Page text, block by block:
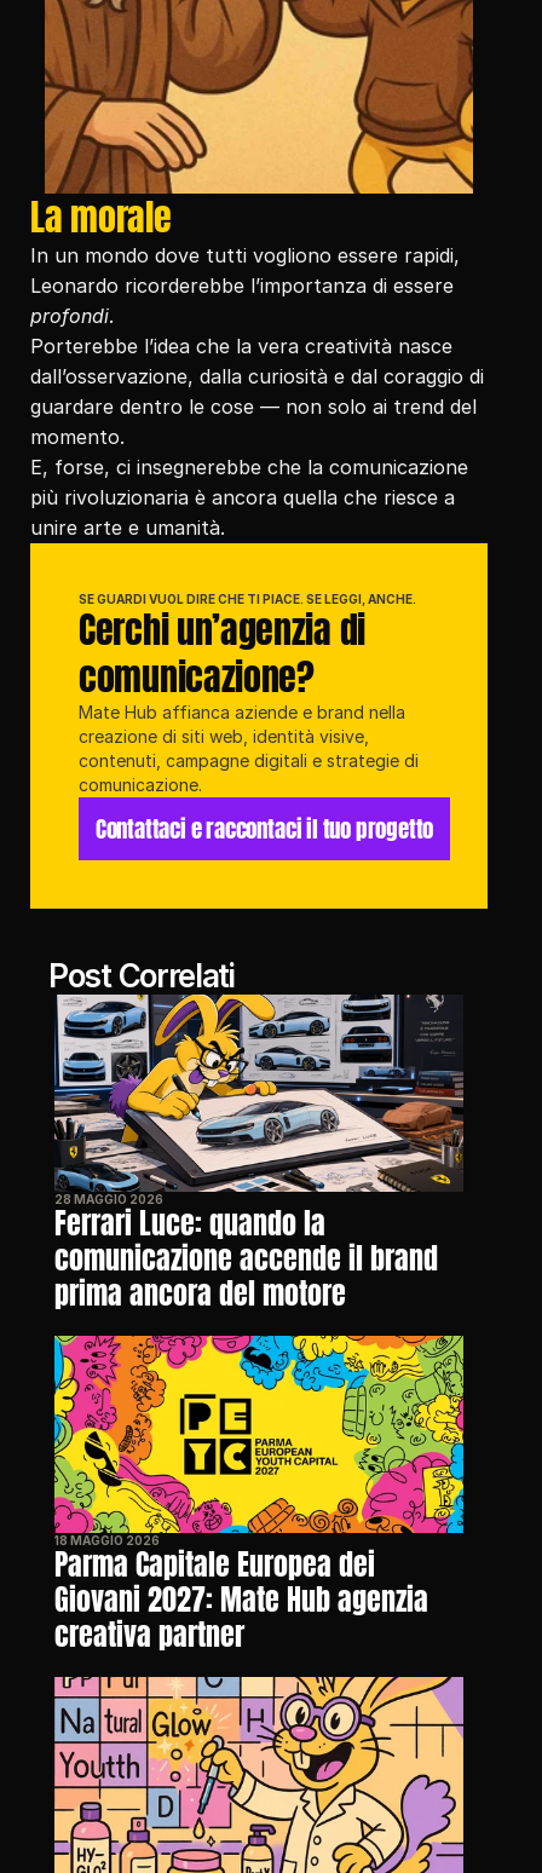
La morale
In un mondo dove tutti vogliono essere rapidi,
profondi.
Porterebbe l’idea che la vera creatività nasce
dall’osservazione, dalla curiosità e dal coraggio di
guardare dentro le cose — non solo ai trend del
momento.
E, forse, ci insegnerebbe che la comunicazione
più rivoluzionaria è ancora quella che riesce a
unire arte e umanità.
SE GUARDI VUOL DIRE CHE TI PIACE. SE LEGGI, ANCHE.
Cerchi un’agenzia di
comunicazione?
Mate Hub affianca aziende e brand nella
creazione di siti web, identità visive,
contenuti, campagne digitali e strategie di
comunicazione.
Contattaci e raccontaci il tuo progetto
Post Correlati
28 MAGGIO 2026
Ferrari Luce: quando la
comunicazione accende il brand
prima ancora del motore
18 MAGGIO 2026
Parma Capitale Europea dei
Giovani 2027: Mate Hub agenzia
creativa partner